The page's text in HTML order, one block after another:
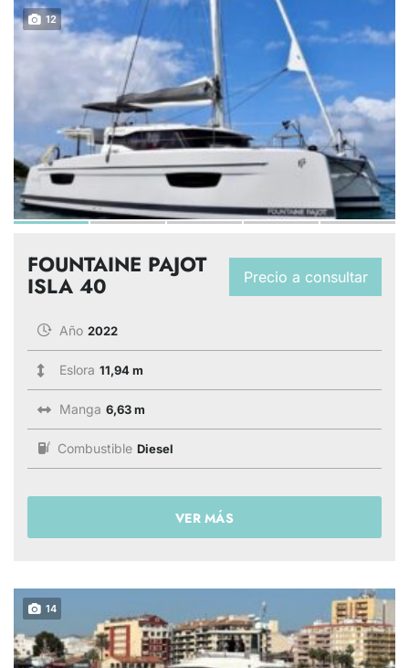
12
Precio a consultar
FOUNTAINE PAJOT
ISLA 40
Año 2022
Eslora 11,94 m
Manga 6,63 m
Combustible Diesel
VER MÁS
14